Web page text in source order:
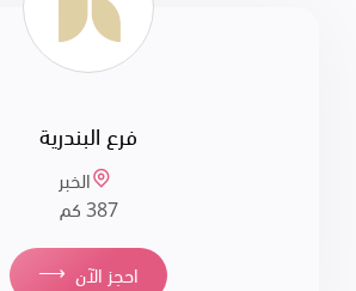
فرع البندرية
الخبر
387 كم
⟶ احجز الآن